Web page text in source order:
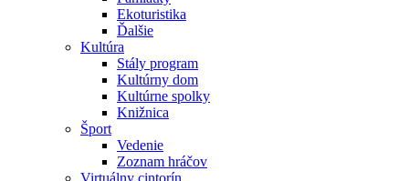
Ekoturistika
Ďalšie
Kultúra
Stály program
Kultúrny dom
Kultúrne spolky
Knižnica
Šport
Vedenie
Zoznam hráčov
Virtuálny cintorín